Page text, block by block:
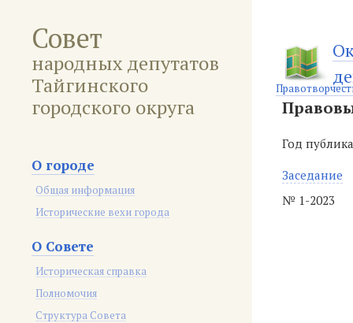
Совет
народных депутатов
Тайгинского
городского округа
О городе
Общая информация
Исторические вехи города
О Совете
Историческая справка
Полномочия
Структура Совета
Год
Заседание
№ 1-2023